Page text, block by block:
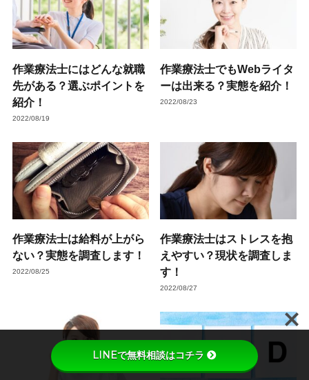
作業療法士にはどんな就職
先がある？選ぶポイントを
紹介！
2022/08/19
作業療法士でもWebライタ
ーは出来る？実態を紹介！
2022/08/23
作業療法士は給料が上がら
ない？実態を調査します！
2022/08/25
作業療法士はストレスを抱
えやすい？現状を調査しま
す！
2022/08/27
LINEで無料相談はコチラ